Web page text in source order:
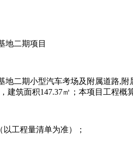
二期项目
期小型汽车考场及附属道路,附
筑面积147.37㎡；本项目工程概
工程量清单为准）；